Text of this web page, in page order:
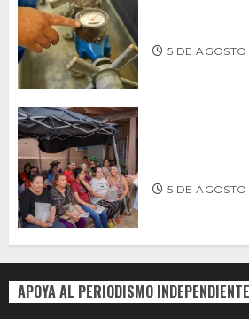
5 DE
5 DE
APOYA AL PERIODISMO INDEPENDIENTE